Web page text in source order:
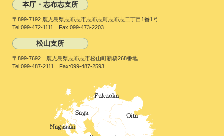
本庁・志布志支所
〒899-7192 鹿児島県志布志市志布志町志布志二丁目1番1号
Tel:099-472-1111 Fax:099-473-2203
松山支所
〒899-7692 鹿児島県志布志市松山町新橋268番地
Tel:099-487-2111 Fax:099-487-2593